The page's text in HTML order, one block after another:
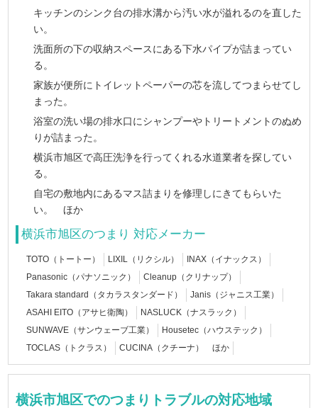
キッチンのシンク台の排水溝から汚い水が溢れるのを直した
い。
洗面所の下の収納スペースにある下水パイプが詰まってい
る。
家族が便所にトイレットペーパーの芯を流してつまらせてし
まった。
浴室の洗い場の排水口にシャンプーやトリートメントのぬめ
りが詰まった。
横浜市旭区で高圧洗浄を行ってくれる水道業者を探してい
る。
自宅の敷地内にあるマス詰まりを修理しにきてもらいた
い。 ほか
横浜市旭区のつまり 対応メーカー
TOTO（トートー） LIXIL（リクシル）
INAX（イナックス）
Panasonic（パナソニック）
Cleanup（クリナップ）
Takara standard（タカラスタンダード）
Janis（ジャニス工業）
ASAHI EITO（アサヒ衛陶）
NASLUCK（ナスラック）
SUNWAVE（サンウェーブ工業）
Housetec（ハウステック）
TOCLAS（トクラス）
CUCINA（クチーナ） ほか
横浜市旭区でのつまりトラブルの対応地域